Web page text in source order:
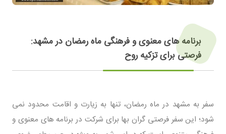
برنامه های معنوی و فرهنگی ماه رمضان در مشهد:
فرصتی برای تزکیه روح
سفر به مشهد در ماه رمضان، تنها به زیارت و اقامت محدود نمی
شود؛ این سفر فرصتی گران بها برای شرکت در برنامه های معنوی و